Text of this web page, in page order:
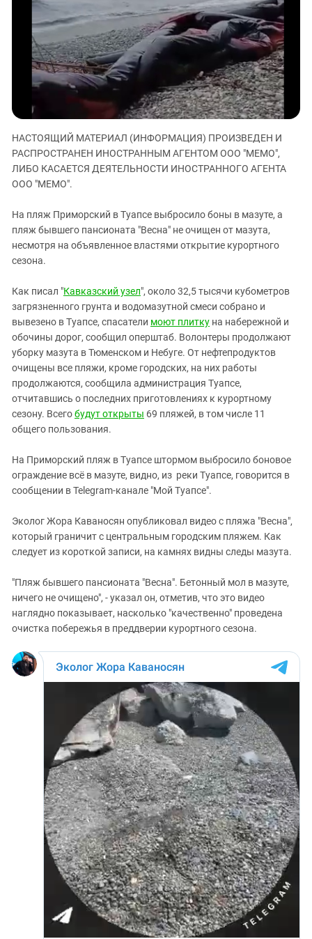
ЗАСТАВЛЯЕТ
КАВКАЗ ЗА ПАЛЕСТИНУ
ИНАКОМЫСЛИЕ В ЧЕЧНЕ
ПРЕСЛЕДОВАНИЕ АКТИВИСТОВ
МОБИЛИЗАЦИЯ И ПРОТЕСТЫ
Дагестан
Ингушетия
Кабардино-Балкария
Калмыкия
Карачаево-Черкесия
Краснодарский край
Нагорный Карабах
Российская Федерация
Ростовская область
СКФО
Ставропольский край
Южная Осетия
Южный Кавказ
ЮФО
НАСТОЯЩИЙ МАТЕРИАЛ (ИНФОРМАЦИЯ) ПРОИЗВЕДЕН И
РАСПРОСТРАНЕН ИНОСТРАННЫМ АГЕНТОМ ООО "МЕМО",
ЛИБО КАСАЕТСЯ ДЕЯТЕЛЬНОСТИ ИНОСТРАННОГО АГЕНТА
ООО "МЕМО".
На пляж Приморский в Туапсе выбросило боны в мазуте, а
пляж бывшего пансионата "Весна" не очищен от мазута,
несмотря на объявленное властями открытие курортного
сезона.
Как писал "Кавказский узел", около 32,5 тысячи кубометров
загрязненного грунта и водомазутной смеси собрано и
вывезено в Туапсе, спасатели моют плитку на набережной и
обочины дорог, сообщил оперштаб. Волонтеры продолжают
уборку мазута в Тюменском и Небуге. От нефтепродуктов
очищены все пляжи, кроме городских, на них работы
продолжаются, сообщила администрация Туапсе,
отчитавшись о последних приготовлениях к курортному
сезону. Всегобудут открыты 69 пляжей, в том числе 11
общего пользования.
На Приморский пляж в Туапсе штормом выбросило боновое
ограждение всё в мазуте, видно, из реки Туапсе, говорится в
сообщении в Telegram-канале "Мой Туапсе".
Эколог Жора Каваносян опубликовал видео с пляжа "Весна",
который граничит с центральным городским пляжем. Как
следует из короткой записи, на камнях видны следы мазута.
"Пляж бывшего пансионата "Весна". Бетонный мол в мазуте,
ничего не очищено", - указал он, отметив, что это видео
наглядно показывает, насколько "качественно" проведена
очистка побережья в преддверии курортного сезона.